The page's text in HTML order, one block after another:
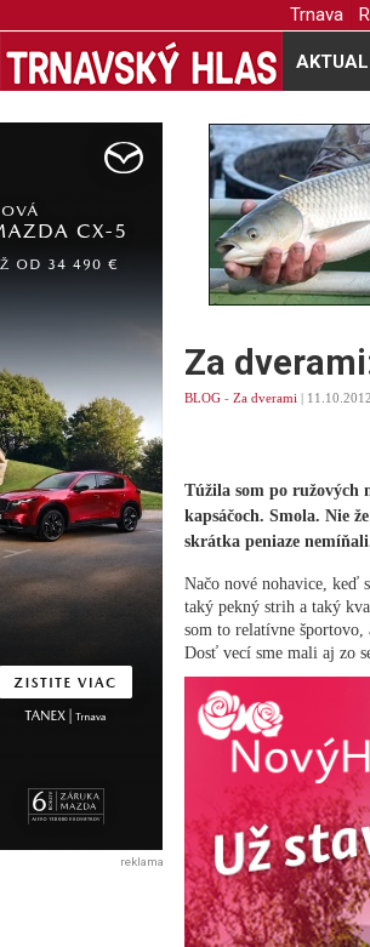
Trnava
Za
BLOG - Za dverami |
Túžila som po ružových
kapsáčoch. Smola. Nie
skrátka peniaze
Načo nové nohavice, keď
taký pekný strih a taký
som to relatívne športovo,
Dosť vecí sme mali aj zo
reklama